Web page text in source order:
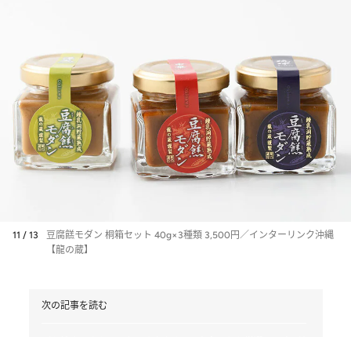
11 / 13
豆腐餻モダン 桐箱セット 40g×3種類 3,500円／インターリンク沖縄
【龍の蔵】
次の記事を読む